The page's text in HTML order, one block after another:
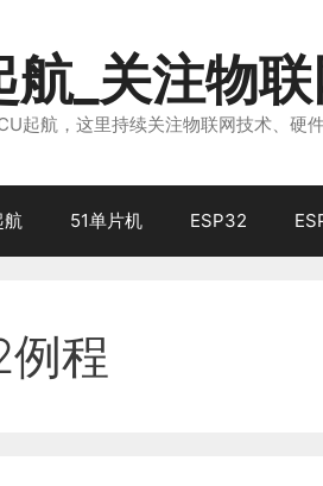
_关注物
起航，这里持续关注物联网技术、硬
航 51单片机 ESP32
程